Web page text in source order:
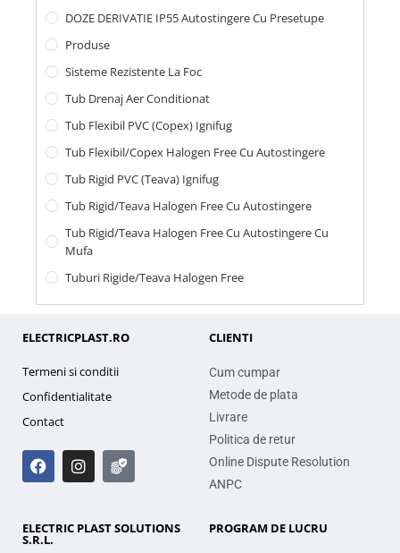
DOZE DERIVATIE IP55 Autostingere Cu Presetupe
Produse
Sisteme Rezistente La Foc
Tub Drenaj Aer Conditionat
Tub Flexibil PVC (copex) Ignifug
Tub Flexibil/Copex Halogen Free Cu Autostingere
Tub Rigid PVC (teava) Ignifug
Tub Rigid/Teava Halogen Free Cu Autostingere
Tub Rigid/Teava Halogen Free Cu Autostingere Cu
Mufa
Tuburi Rigide/teava Halogen Free
ELECTRICPLAST.RO
Termeni si conditii
Confidentialitate
Contact
CLIENTI
Cum cumpar
Metode de plata
Livrare
Politica de retur
Online Dispute Resolution
ANPC
ELECTRIC PLAST SOLUTIONS
S.R.L.
PROGRAM DE LUCRU